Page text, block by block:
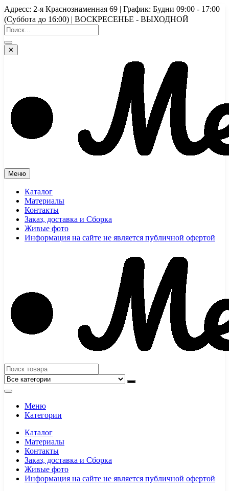
Перейти
к
содержимому
Адресс: 2-я Краснознаменная 69 | График: Будни 09:00 - 17:00
(Суббота до 16:00) | ВОСКРЕСЕНЬЕ - ВЫХОДНОЙ
✕
Меню
Каталог
Материалы
Контакты
Заказ, доставка и Сборка
Живые фото
Информация на сайте не является публичной офертой
Меню
Категории
Каталог
Материалы
Контакты
Заказ, доставка и Сборка
Живые фото
Информация на сайте не является публичной офертой